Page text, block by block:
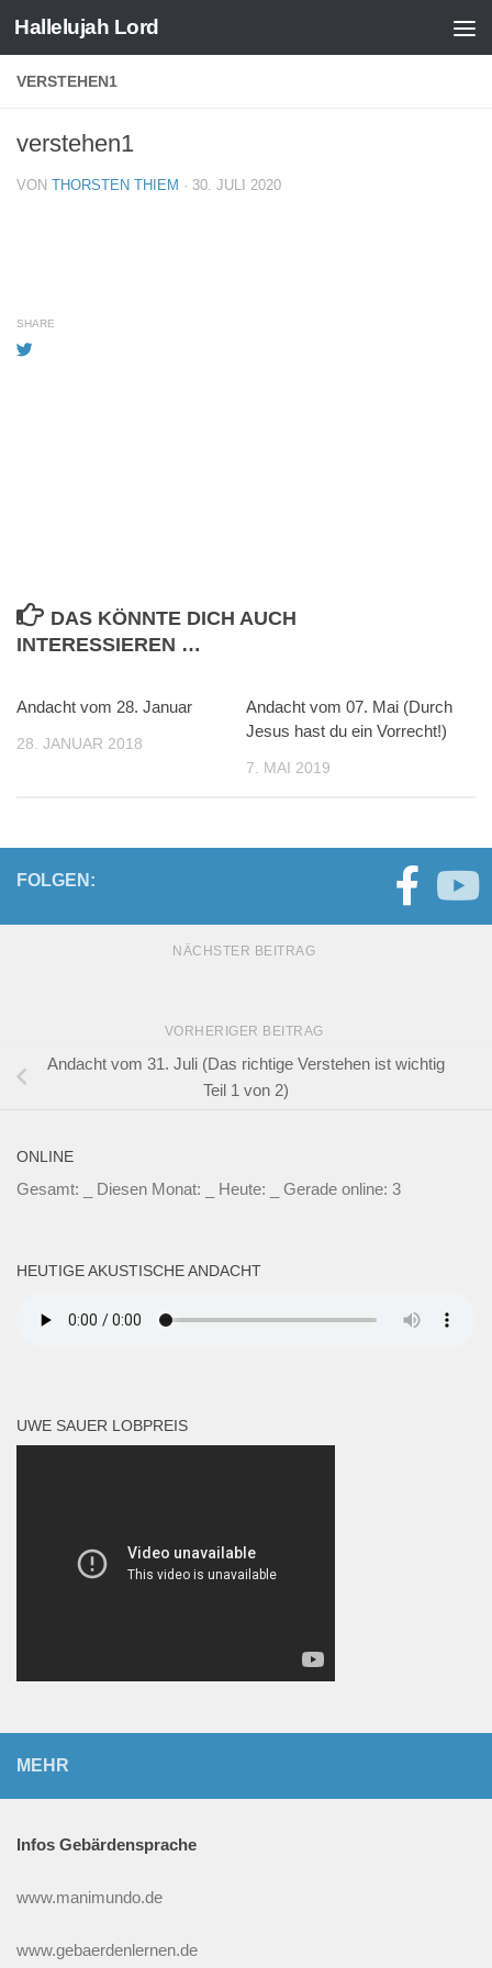
Zum Inhalt springen
Hallelujah Lord
VERSTEHEN1
verstehen1
VON THORSTEN THIEM · 30. JULI 2020
SHARE
DAS KÖNNTE DICH AUCH
INTERESSIEREN …
Andacht vom 28. Januar
28. JANUAR 2018
Andacht vom 07. Mai (Durch
Jesus hast du ein Vorrecht!)
7. MAI 2019
FOLGEN:
NÄCHSTER BEITRAG
VORHERIGER BEITRAG
Andacht vom 31. Juli (Das richtige Verstehen ist wichtig
Teil 1 von 2)
ONLINE
Gesamt: Diesen Monat: Heute: Gerade online: 3
HEUTIGE AKUSTISCHE ANDACHT
UWE SAUER LOBPREIS
MEHR
Infos Gebärdensprache
www.manimundo.de
www.gebaerdenlernen.de